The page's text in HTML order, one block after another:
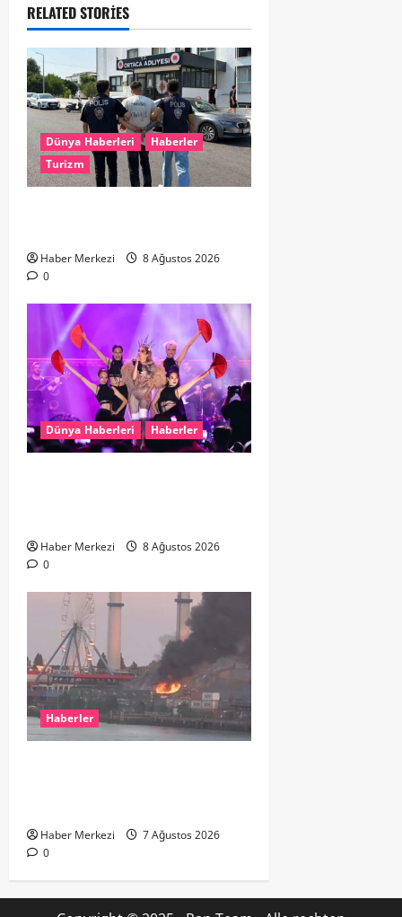
RELATED STORIES
Dünya Haberleri
Haberler
Turizm
Haber Merkezi
8 Ağustos 2026
0
Dünya Haberleri Haberler
Haber Merkezi
8 Ağustos 2026
0
Haberler
Haber Merkezi
7 Ağustos 2026
0